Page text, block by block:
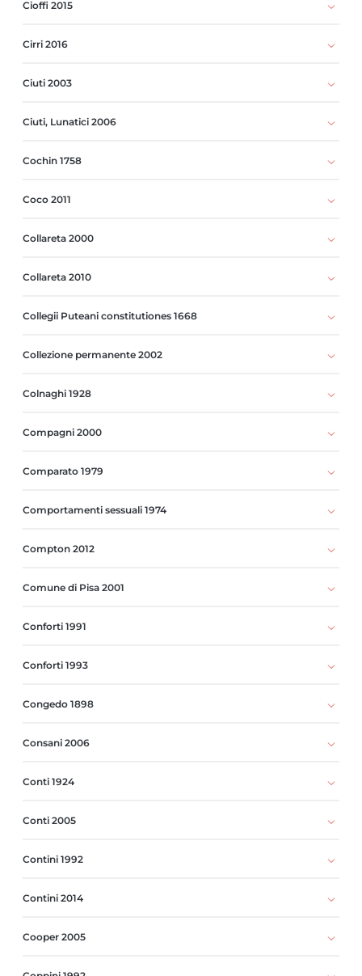
Cioffi 2015
Cirri 2016
Ciuti 2003
Ciuti, Lunatici 2006
Cochin 1758
Coco 2011
Collareta 2000
Collareta 2010
Collegii Puteani constitutiones 1668
Collezione permanente 2002
Colnaghi 1928
Compagni 2000
Comparato 1979
Comportamenti sessuali 1974
Compton 2012
Comune di Pisa 2001
Conforti 1991
Conforti 1993
Congedo 1898
Consani 2006
Conti 1924
Conti 2005
Contini 1992
Contini 2014
Cooper 2005